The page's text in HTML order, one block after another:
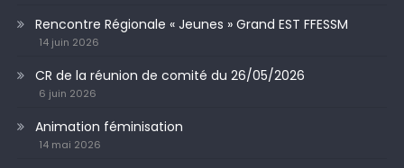
Rencontre Régionale « Jeunes » Grand EST FFESSM
14 juin 2026
CR de la réunion de comité du 26/05/2026
6 juin 2026
Animation féminisation
14 mai 2026